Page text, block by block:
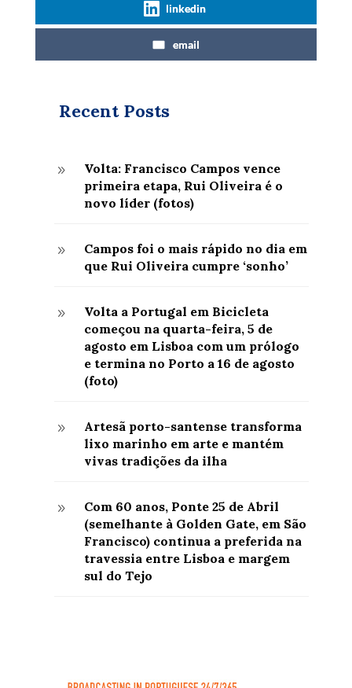
linkedin
email
Recent Posts
9
Volta: Francisco Campos vence
primeira etapa, Rui Oliveira é o
novo líder (fotos)
9
Campos foi o mais rápido no dia em
que Rui Oliveira cumpre ‘sonho’
9
Volta a Portugal em Bicicleta
começou na quarta-feira, 5 de
agosto em Lisboa com um prólogo
e termina no Porto a 16 de agosto
(foto)
9
Artesã porto-santense transforma
lixo marinho em arte e mantém
vivas tradições da ilha
9
Com 60 anos, Ponte 25 de Abril
(semelhante à Golden Gate, em São
Francisco) continua a preferida na
travessia entre Lisboa e margem
sul do Tejo